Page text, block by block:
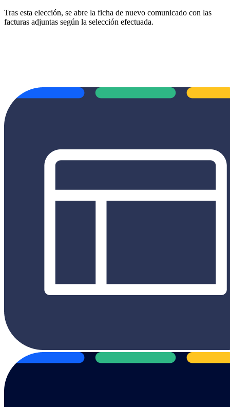
Tras esta elección, se abre la ficha de nuevo comunicado con las
facturas adjuntas según la selección efectuada.